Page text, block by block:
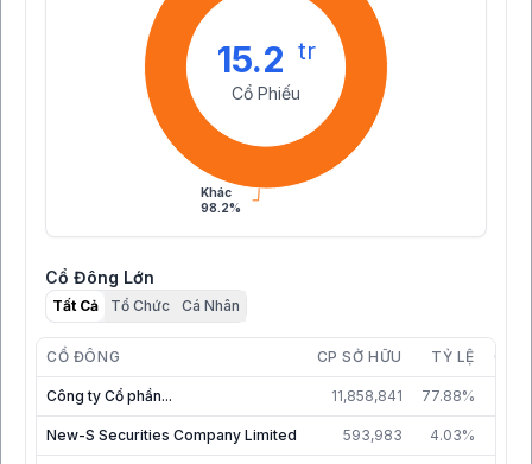
Khác
98.2%
15.2 tr
Cổ Phiếu
Cổ Đông Lớn
Tất Cả Tổ Chức Cá Nhân
CỔ ĐÔNG CP SỞ HỮU TỶ LỆ CẬP
Công ty Cổ phần... 11,858,841 77.88%
New-S Securities Company Limited 593,983 4.03%